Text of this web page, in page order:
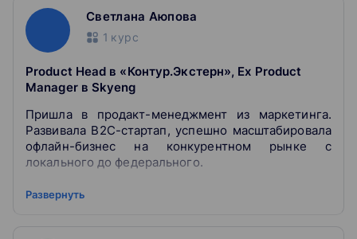
Светлана Аюпова
1 курс
Product Head в «Контур.Экстерн», Ex Product
Manager в Skyeng
Пришла в продакт-менеджмент из маркетинга.
Развивала B2C-стартап, успешно масштабировала
офлайн-бизнес на конкурентном рынке с
локального до федерального.
12 лет опыта работы в маркетинге, 5 — в продакт-
Развернуть